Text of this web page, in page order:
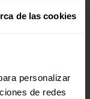
de las cookies
personalizar
de redes
entre